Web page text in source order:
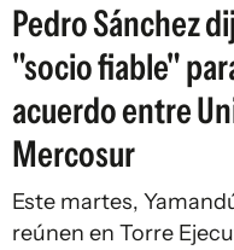
Pedro Sánchez
"socio fiable"
acuerdo entre
Mercosur
Este martes,
reúnen en Torre